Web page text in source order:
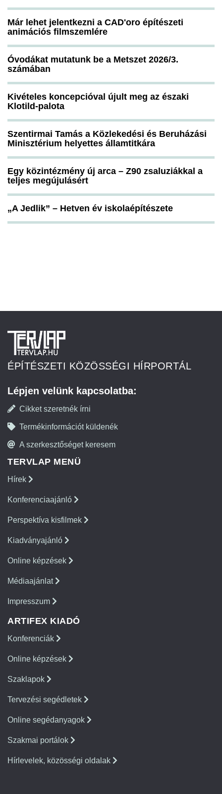
Már lehet jelentkezni a CAD'oro építészeti
animációs filmszemlére
Óvodákat mutatunk be a Metszet 2026/3.
számában
Kivételes koncepcióval újult meg az északi
Klotild-palota
Szentirmai Tamás a Közlekedési és Beruházási
Minisztérium helyettes államtitkára
Egy közintézmény új arca – Z90 zsaluziákkal a
teljes megújulásért
„A Jedlik” – Hetven év iskolaépítészete
ÉPÍTÉSZETI KÖZÖSSÉGI HÍRPORTÁL
Lépjen velünk kapcsolatba:
Cikket szeretnék írni
Termékinformációt küldenék
A szerkesztőséget keresem
TERVLAP MENÜ
Hírek
Konferenciaajánló
Perspektíva kisfilmek
Kiadványajánló
Online képzések
Médiaajánlat
Impresszum
ARTIFEX KIADÓ
Konferenciák
Online képzések
Szaklapok
Tervezési segédletek
Online segédanyagok
Szakmai portálok
Hírlevelek, közösségi oldalak